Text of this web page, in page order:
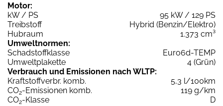
Motor:
kW / PS
95 kW / 129 PS
Treibstoff
Hybrid (Benzin/Elektro)
Hubraum
1.373 cm³
Umweltnormen:
Schadstoffklasse
Euro6d-TEMP
Umweltplakette
4 (Grün)
Verbrauch und Emissionen nach WLTP:
Kraftstoffverbr. komb.
5,3 l/100km
CO2-Emissionen komb.
119 g/km
CO2-Klasse
D